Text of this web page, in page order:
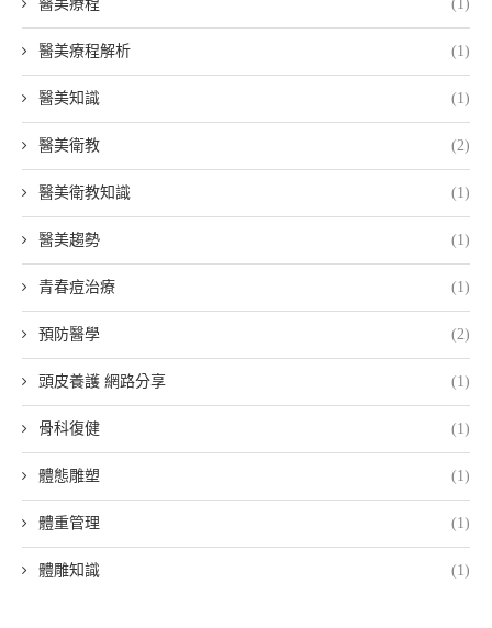
醫美療程 (1)
醫美療程解析 (1)
醫美知識 (1)
醫美衛教 (2)
醫美衛教知識 (1)
醫美趨勢 (1)
青春痘治療 (1)
預防醫學 (2)
頭皮養護 網路分享 (1)
骨科復健 (1)
體態雕塑 (1)
體重管理 (1)
體雕知識 (1)